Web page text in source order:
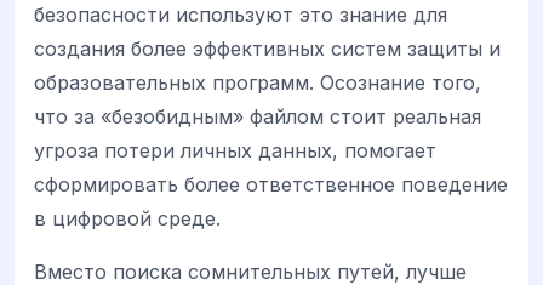
безопасности используют это знание для
создания более эффективных систем защиты и
образовательных программ. Осознание того,
что за «безобидным» файлом стоит реальная
угроза потери личных данных, помогает
сформировать более ответственное поведение
в цифровой среде.
Вместо поиска сомнительных путей, лучше